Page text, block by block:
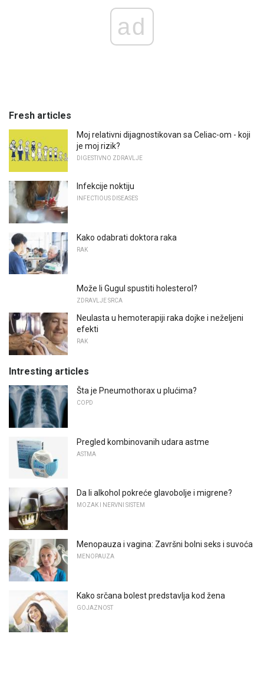
ad
Fresh articles
Moj relativni dijagnostikovan sa Celiac-om - koji
je moj rizik?
DIGESTIVNO ZDRAVLJE
Infekcije noktiju
INFECTIOUS DISEASES
Kako odabrati doktora raka
RAK
Može li Gugul spustiti holesterol?
ZDRAVLJE SRCA
Neulasta u hemoterapiji raka dojke i neželjeni
efekti
RAK
Intresting articles
Šta je Pneumothorax u plućima?
COPD
Pregled kombinovanih udara astme
ASTMA
Da li alkohol pokreće glavobolje i migrene?
MOZAK I NERVNI SISTEM
Menopauza i vagina: Završni bolni seks i suvoća
MENOPAUZA
Kako srčana bolest predstavlja kod žena
GOJAZNOST